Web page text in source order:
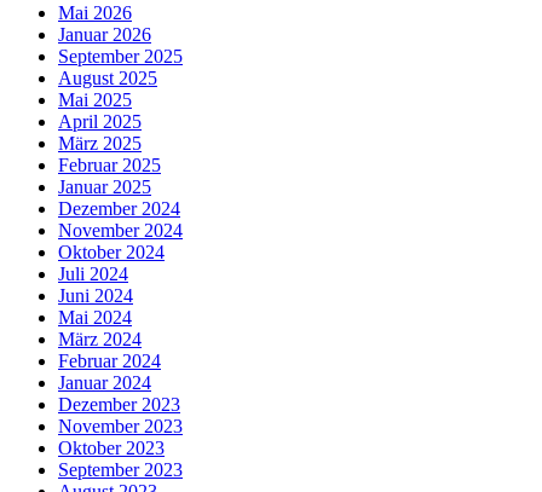
Mai 2026
Januar 2026
September 2025
August 2025
Mai 2025
April 2025
März 2025
Februar 2025
Januar 2025
Dezember 2024
November 2024
Oktober 2024
Juli 2024
Juni 2024
Mai 2024
März 2024
Februar 2024
Januar 2024
Dezember 2023
November 2023
Oktober 2023
September 2023